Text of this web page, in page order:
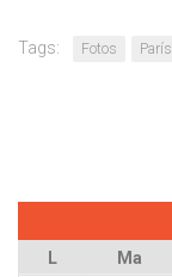
Tags: Fotos París
L
Ma